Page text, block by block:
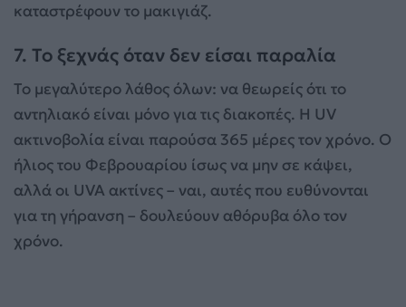
καταστρέφουν το μακιγιάζ.
7. Το ξεχνάς όταν δεν είσαι παραλία
Το μεγαλύτερο λάθος όλων: να θεωρείς ότι το
αντηλιακό είναι μόνο για τις διακοπές. Η UV
ακτινοβολία είναι παρούσα 365 μέρες τον χρόνο. Ο
ήλιος του Φεβρουαρίου ίσως να μην σε κάψει,
αλλά οι UVA ακτίνες – ναι, αυτές που ευθύνονται
για τη γήρανση – δουλεύουν αθόρυβα όλο τον
χρόνο.